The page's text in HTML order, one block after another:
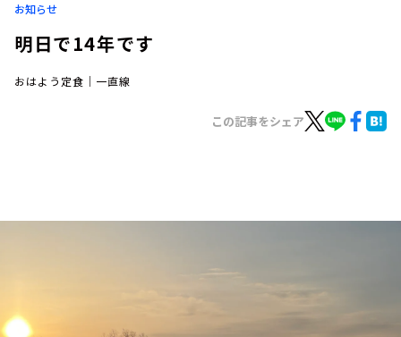
トピックス
会社情報
お知らせ
明日で14年です
おはよう定食｜一直線
この記事をシェア